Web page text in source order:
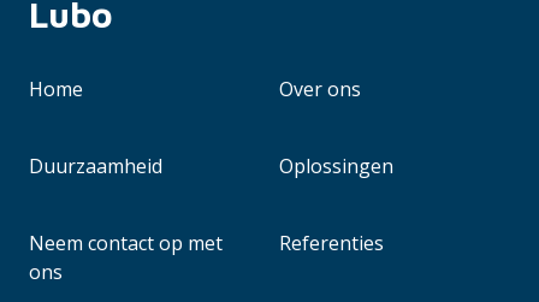
Lubo
Home Over ons
Duurzaamheid Oplossingen
Neem contact op met
ons
Referenties